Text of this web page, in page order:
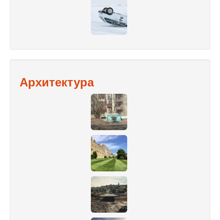
Архитектура